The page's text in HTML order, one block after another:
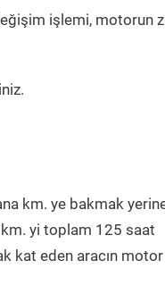
işlemi, motorun
km. ye bakmak
yi toplam 125 saat
kat eden aracın motor